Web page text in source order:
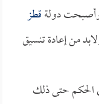
وأصبحت دولةقطز
من إعادة تنسيق
الحكم حتى ذلك